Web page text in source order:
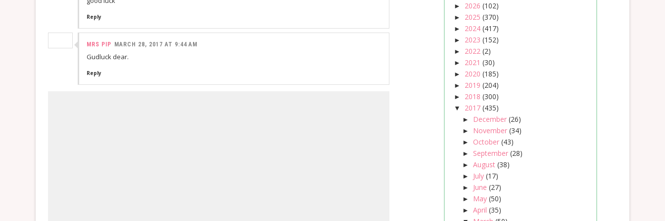
Reply
MRS PIP MARCH 28, 2017 AT 9:44 AM
Gudluck dear.
Reply
► 2026(102)
► 2025(370)
► 2024(417)
► 2023(152)
► 2022(2)
► 2021(30)
► 2020(185)
► 2019(204)
► 2018(300)
▼ 2017(435)
► December (26)
► November (34)
► October (43)
► September (28)
► August (38)
► July (17)
► June (27)
► May (50)
► April (35)